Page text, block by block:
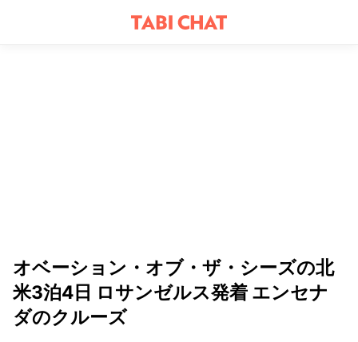
オベーション・オブ・ザ・シーズの北
米3泊4日 ロサンゼルス発着 エンセナ
ダのクルーズ